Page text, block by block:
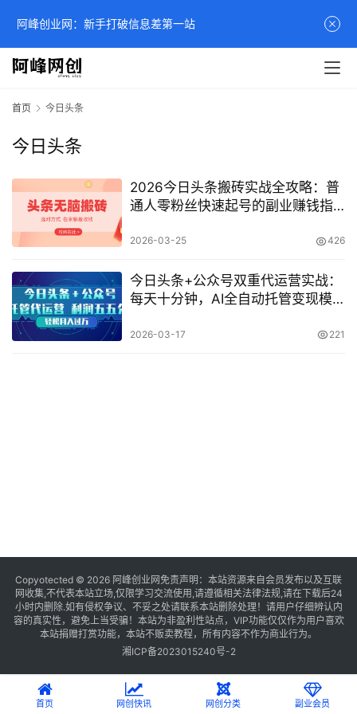
首页 今日头条
今日头条
2026今日头条搬砖实战全攻略：普
通人零粉丝快速起号的副业赚钱指
2026-03-25 426
今日头条+公众号双重代运营实战：
每天十分钟，AI全自动托管变现模
2026-03-17 221
Copyotected © 2026 阿峰创业网 免责声明：本站资源来自会员发布以及互联
网收集,不代表本站立场,仅限学习交流使用,请遵循相关法律法规,请在下载后24
小时内删除.如有侵权争议、不妥之处请联系本站删除处理！请用户仔细辨认内
容的真实性，避免上当受骗！本站为非盈利性站点，VIP功能仅仅作为用户喜欢
本站捐赠打赏功能，本站不贩卖教程，所有内容不作为商业行为。
湘ICP备2023015240号-2
首页 网创快讯 网创分类 副业会员
阿峰创业网：新手打破信息差第一站